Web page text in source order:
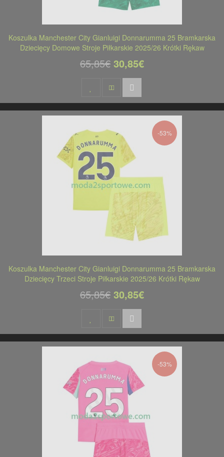
Koszulka Manchester City Gianluigi Donnarumma 25 Bramkarska
Dziecięcy Domowe Stroje Piłkarskie 2025/26 Krótki Rękaw
65,85€ 30,85€
-53%
Koszulka Manchester City Gianluigi Donnarumma 25 Bramkarska
Dziecięcy Trzeci Stroje Piłkarskie 2025/26 Krótki Rękaw
65,85€ 30,85€
-53%